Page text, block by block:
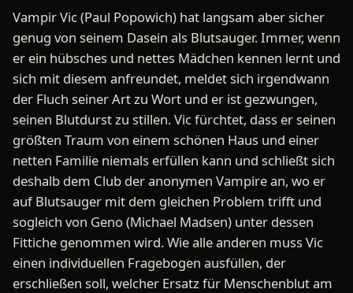
Vampir Vic (Paul Popowich) hat langsam aber sicher
genug von seinem Dasein als Blutsauger. Immer, wenn
er ein hübsches und nettes Mädchen kennen lernt und
sich mit diesem anfreundet, meldet sich irgendwann
der Fluch seiner Art zu Wort und er ist gezwungen,
seinen Blutdurst zu stillen. Vic fürchtet, dass er seinen
größten Traum von einem schönen Haus und einer
netten Familie niemals erfüllen kann und schließt sich
deshalb dem Club der anonymen Vampire an, wo er
auf Blutsauger mit dem gleichen Problem trifft und
sogleich von Geno (Michael Madsen) unter dessen
Fittiche genommen wird. Wie alle anderen muss Vic
einen individuellen Fragebogen ausfüllen, der
erschließen soll, welcher Ersatz für Menschenblut am